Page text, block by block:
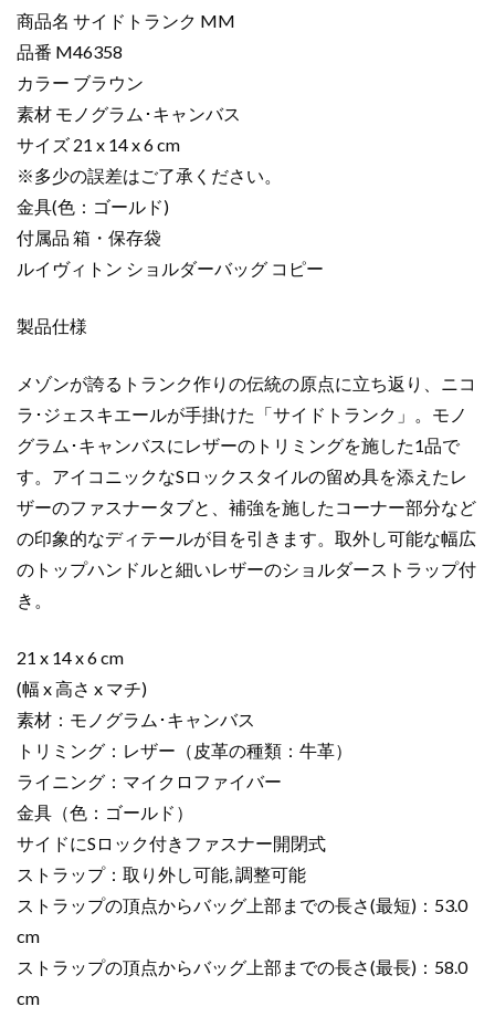
バ
ッ
グ
コ
ピ
ー
サ
イ
ド
ト
ラ
ク
ブ
ラ
ウ
ン
M46358
モ
ノ
グ
ラ
ン
バ
ス
ゴ
ー
ル
ド
金
具
個
商品名 サイドトランク MM
品番 M46358
カラー ブラウン
素材 モノグラム･キャンバス
サイズ 21 x 14 x 6 cm
※多少の誤差はご了承ください。
金具(色：ゴールド)
付属品 箱・保存袋
ルイヴィトン ショルダーバッグ コピー
製品仕様
メゾンが誇るトランク作りの伝統の原点に立ち返り、ニコ
ラ･ジェスキエールが手掛けた「サイドトランク」。モノ
グラム･キャンバスにレザーのトリミングを施した1品で
す。アイコニックなSロックスタイルの留め具を添えたレ
ザーのファスナータブと、補強を施したコーナー部分など
の印象的なディテールが目を引きます。取外し可能な幅広
のトップハンドルと細いレザーのショルダーストラップ付
き。
21 x 14 x 6 cm
(幅 x 高さ x マチ)
素材：モノグラム･キャンバス
トリミング：レザー（皮革の種類：牛革）
ライニング：マイクロファイバー
金具（色：ゴールド）
サイドにSロック付きファスナー開閉式
ストラップ：取り外し可能, 調整可能
ストラップの頂点からバッグ上部までの長さ(最短)：53.0
cm
ストラップの頂点からバッグ上部までの長さ(最長)：58.0
cm